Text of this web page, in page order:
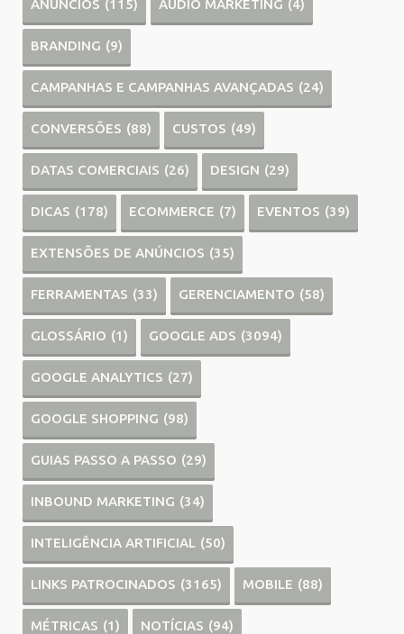
ANÚNCIOS (115) AUDIO MARKETING (4)
BRANDING (9)
CAMPANHAS E CAMPANHAS AVANÇADAS (24)
CONVERSÕES (88) CUSTOS (49)
DATAS COMERCIAIS (26) DESIGN (29)
DICAS (178) ECOMMERCE (7) EVENTOS (39)
EXTENSÕES DE ANÚNCIOS (35)
FERRAMENTAS (33) GERENCIAMENTO (58)
GLOSSÁRIO (1) GOOGLE ADS (3094)
GOOGLE ANALYTICS (27)
GOOGLE SHOPPING (98)
GUIAS PASSO A PASSO (29)
INBOUND MARKETING (34)
INTELIGÊNCIA ARTIFICIAL (50)
LINKS PATROCINADOS (3165) MOBILE (88)
MÉTRICAS (1) NOTÍCIAS (94)